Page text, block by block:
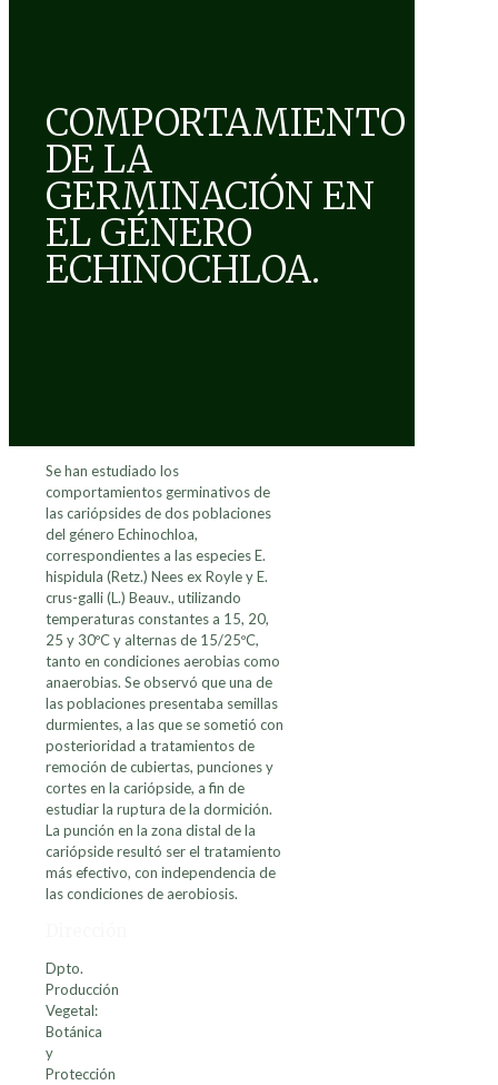
COMPORTAMIENTO
DE LA
GERMINACIÓN EN
EL GÉNERO
ECHINOCHLOA.
Se han estudiado los
comportamientos germinativos de
las cariópsides de dos poblaciones
del género Echinochloa,
correspondientes a las especies E.
hispidula (Retz.) Nees ex Royle y E.
crus-galli (L.) Beauv., utilizando
temperaturas constantes a 15, 20,
25 y 30ºC y alternas de 15/25ºC,
tanto en condiciones aerobias como
anaerobias. Se observó que una de
las poblaciones presentaba semillas
durmientes, a las que se sometió con
posterioridad a tratamientos de
remoción de cubiertas, punciones y
cortes en la cariópside, a fin de
estudiar la ruptura de la dormición.
La punción en la zona distal de la
cariópside resultó ser el tratamiento
más efectivo, con independencia de
las condiciones de aerobiosis.
Dpto.
Producción
Vegetal:
Botánica
y
Protección